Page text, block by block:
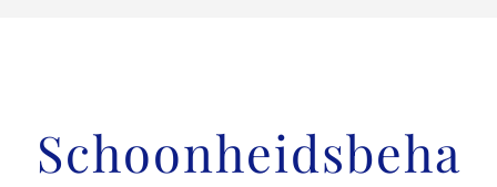
Schoonheidsbeha